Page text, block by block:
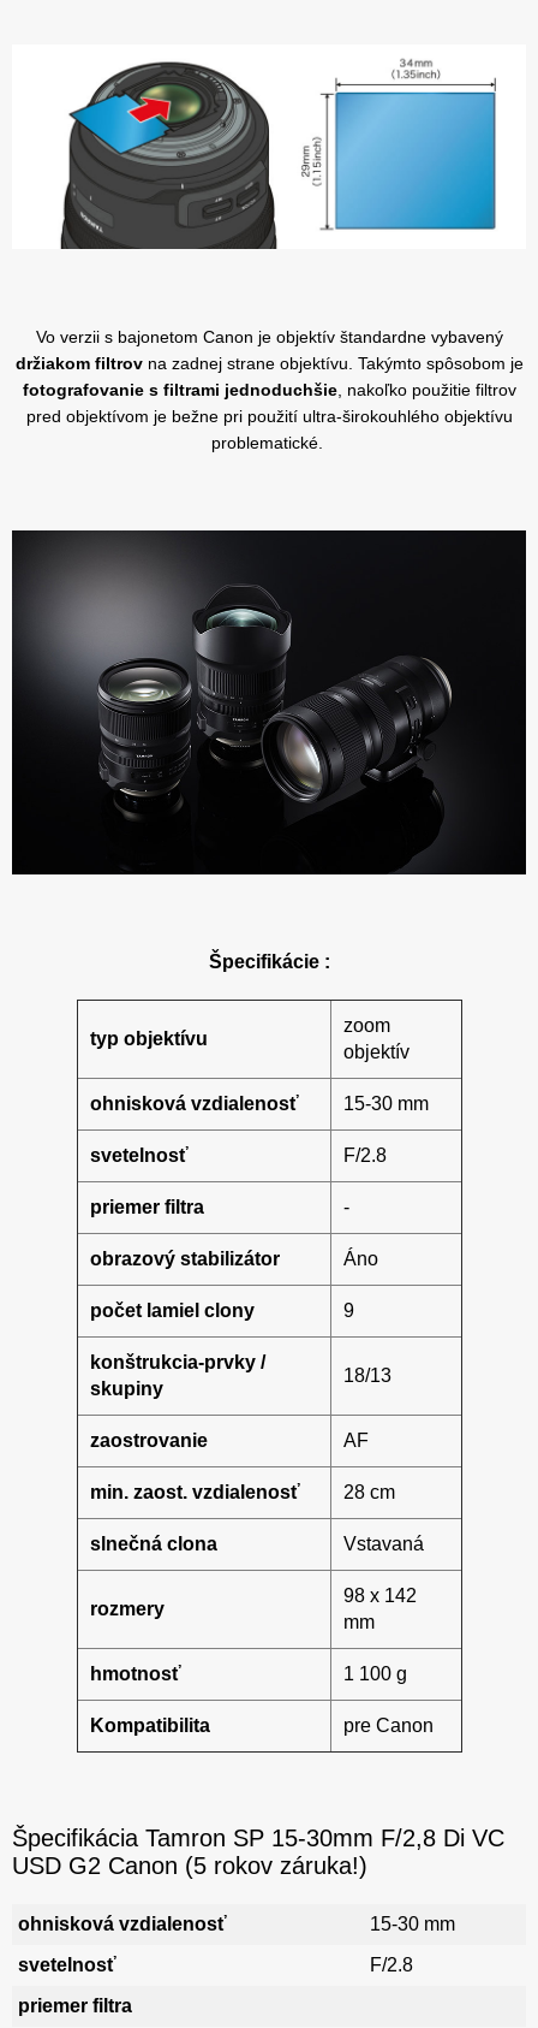
Vo verzii s bajonetom Canon je objektív štandardne vybavený
držiakom filtrovna zadnej strane objektívu. Takýmto spôsobom je
fotografovanie s filtrami jednoduchšie, nakoľko použitie filtrov
pred objektívom je bežne pri použití ultra-širokouhlého objektívu
problematické.
Špecifikácie :
typ objektívu
zoom
objektív
ohnisková vzdialenosť 15-30 mm
svetelnosť F/2.8
priemer filtra -
obrazový stabilizátor Áno
počet lamiel clony 9
konštrukcia-prvky /
skupiny
18/13
zaostrovanie AF
min. zaost. vzdialenosť 28 cm
slnečná clona Vstavaná
rozmery
98 x 142
mm
hmotnosť 1 100 g
Kompatibilita pre Canon
Špecifikácia Tamron SP 15-30mm F/2,8 Di VC
USD G2 Canon (5 rokov záruka!)
ohnisková vzdialenosť
15-30 mm
svetelnosť
F/2.8
priemer filtra